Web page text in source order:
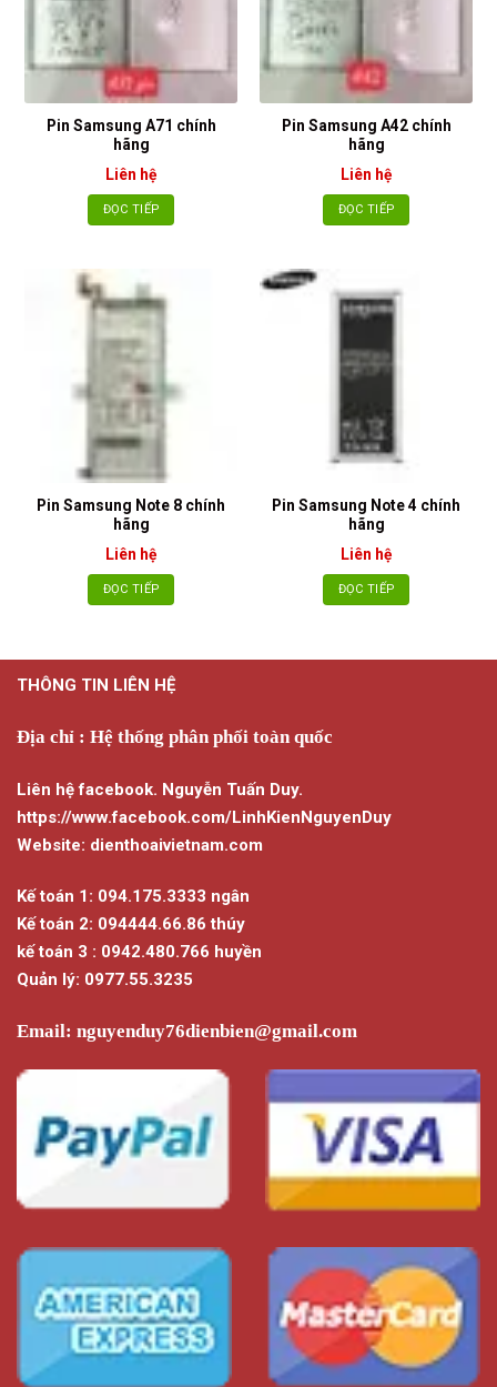
Pin Samsung A71 chính
hãng
Liên hệ
ĐỌC TIẾP
Pin Samsung A42 chính
hãng
Liên hệ
ĐỌC TIẾP
Pin Samsung Note 8 chính
hãng
Liên hệ
ĐỌC TIẾP
Pin Samsung Note 4 chính
hãng
Liên hệ
ĐỌC TIẾP
THÔNG TIN LIÊN HỆ
Địa chỉ : Hệ thống phân phối toàn quốc
Liên hệ facebook. Nguyễn Tuấn Duy.
https://www.facebook.com/LinhKienNguyenDuy
Website: dienthoaivietnam.com
Kế toán 1: 094.175.3333 ngân
Kế toán 2: 094444.66.86 thúy
kế toán 3 : 0942.480.766 huyền
Quản lý: 0977.55.3235
Email: nguyenduy76dienbien@gmail.com